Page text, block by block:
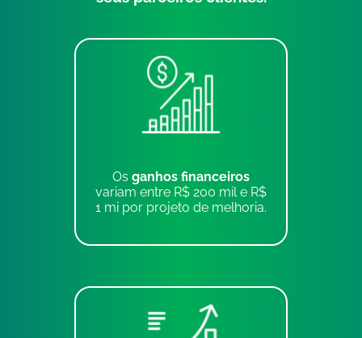
Os ganhos financeiros
variam entre R$ 200 mil e R$
1 mi por projeto de melhoria.